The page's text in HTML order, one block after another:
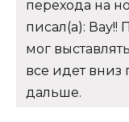
перехода на
писал(а):
мог
все идет
дальше.